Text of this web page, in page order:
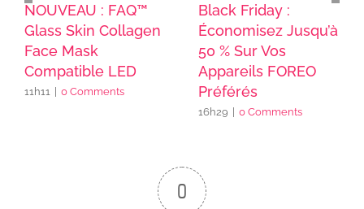
NOUVEAU : FAQ™
Glass Skin Collagen
Face Mask
Compatible LED
11h11 0 Comments
Black Friday :
Économisez Jusqu’à
50 % Sur Vos
Appareils FOREO
Préférés
16h29 0 Comments
0